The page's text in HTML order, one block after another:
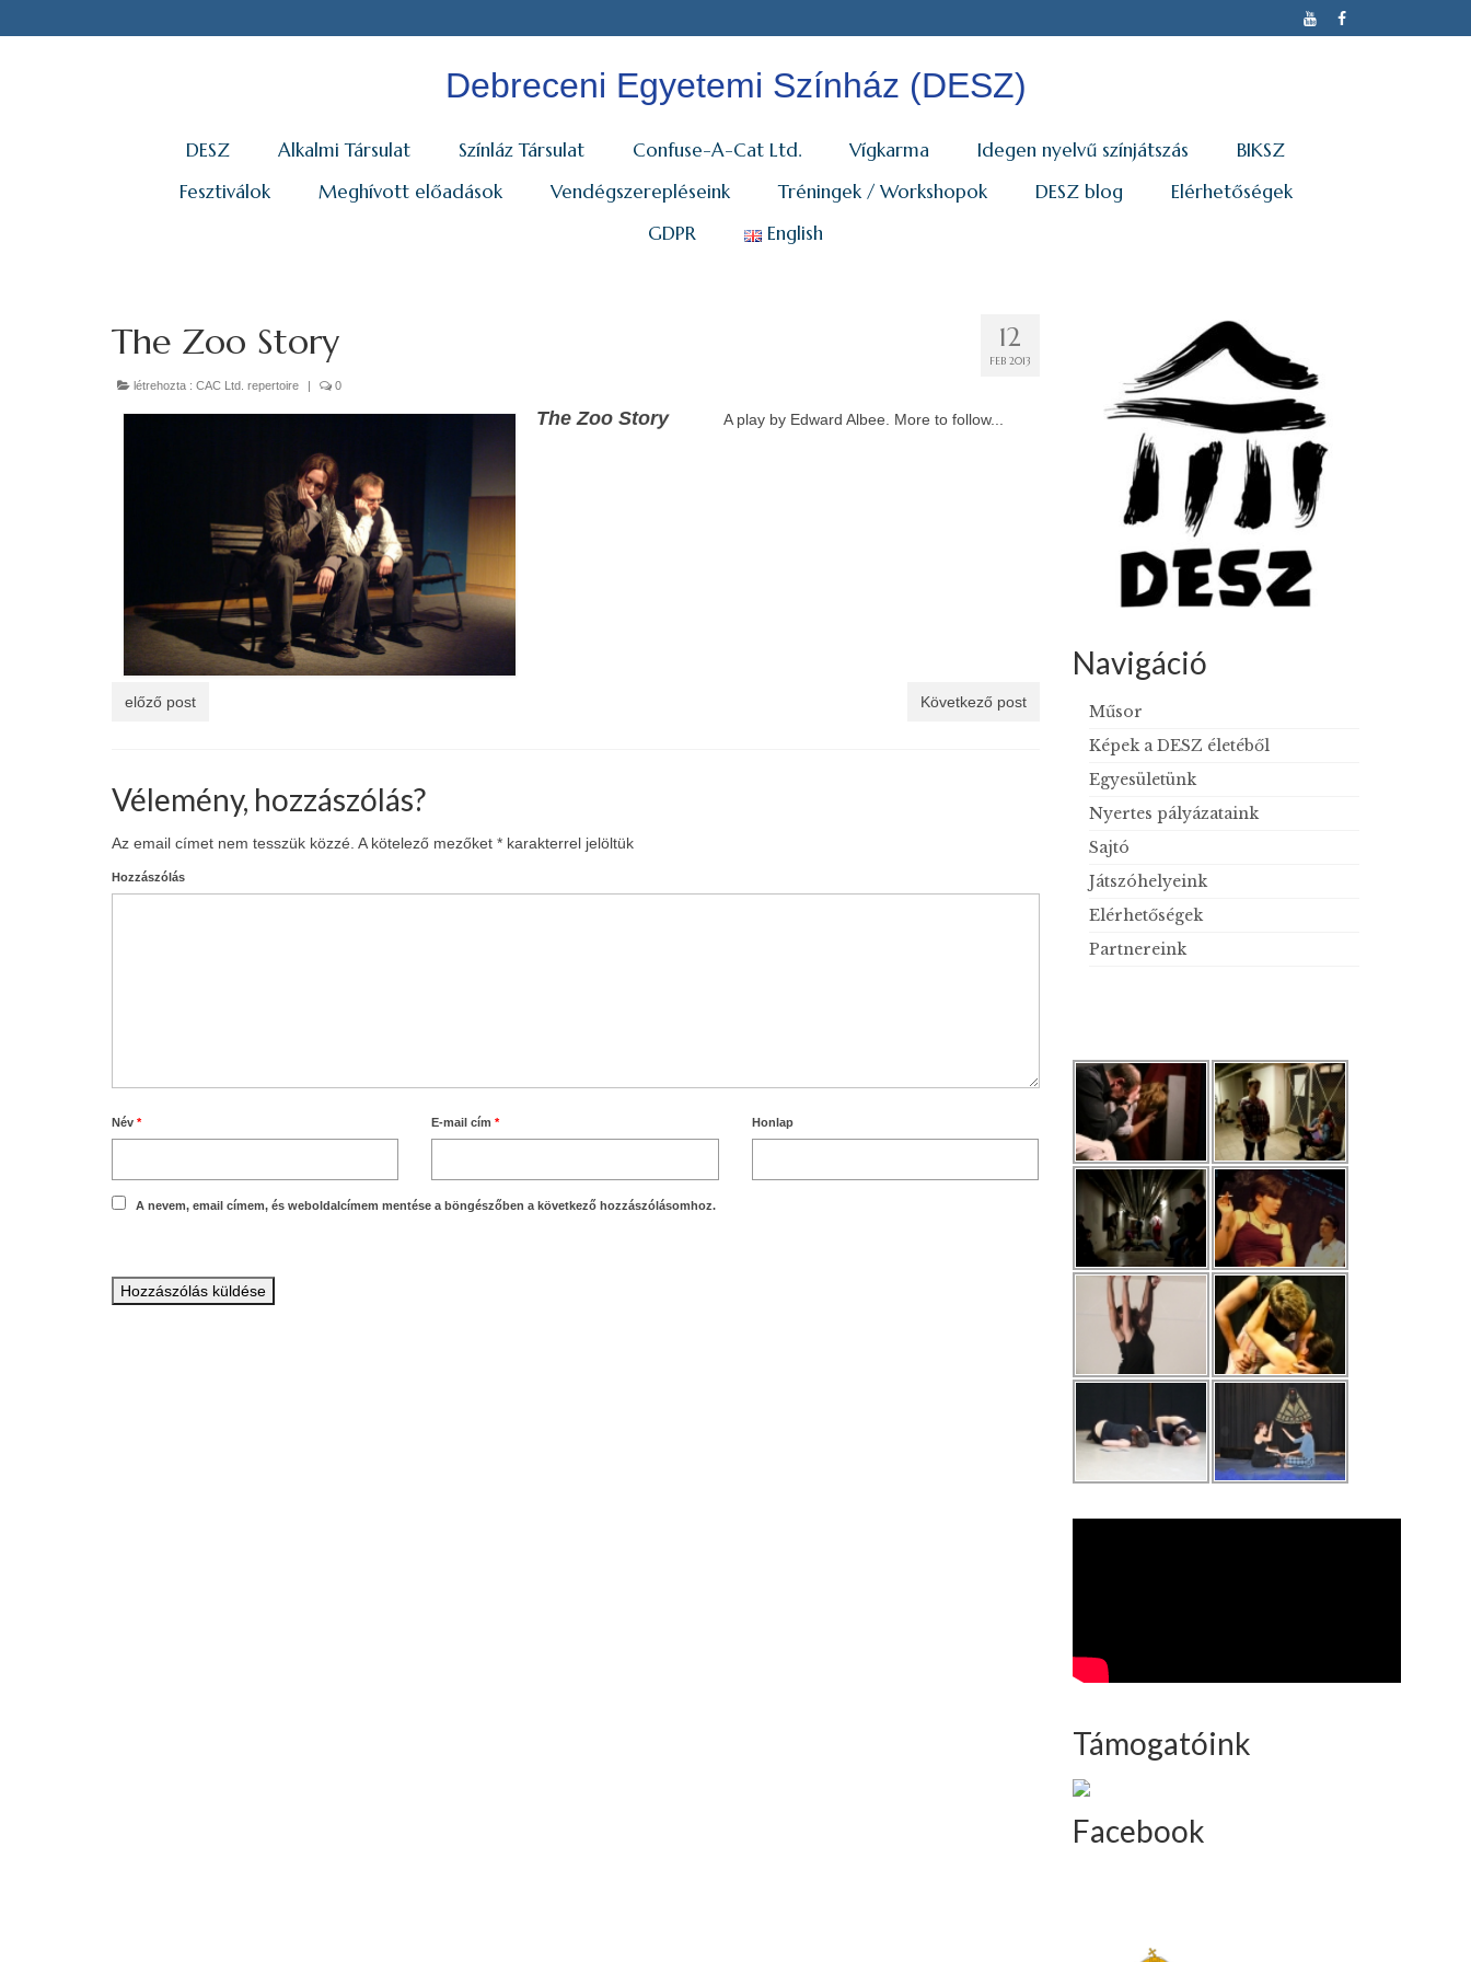
Debreceni Egyetemi Színház (DESZ)
DESZ Alkalmi Társulat Színláz Társulat Confuse-A-Cat Ltd. Vígkarma Idegen nyelvű színjátszás
BIKSZ
Fesztiválok
Meghívott előadások Vendégszerepléseink Tréningek / Workshopok DESZ blog
Elérhetőségek
GDPR
English
12
FEB 2013
The Zoo Story
létrehozta : CAC Ltd. repertoire 0
The Zoo Story A play by Edward Albee. More to follow...
előző post Következő post
Vélemény, hozzászólás?
Az email címet nem tesszük közzé. A kötelező mezőket * karakterrel jelöltük
Hozzászólás
Név * E-mail cím* Honlap
A nevem, email címem, és weboldalcímem mentése a böngészőben a következő hozzászólásomhoz.
Navigáció
Műsor
Képek a DESZ életéből
Egyesületünk
Nyertes pályázataink
Sajtó
Játszóhelyeink
Elérhetőségek
Partnereink
Támogatóink
Facebook